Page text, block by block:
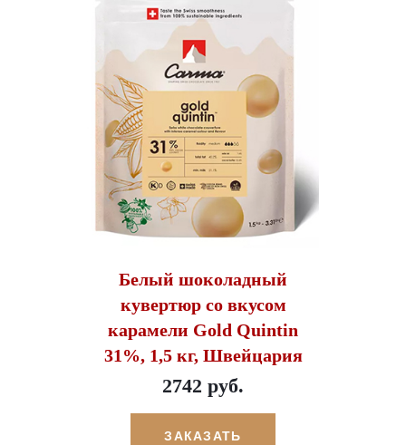
Белый шоколадный
кувертюр со вкусом
карамели Gold Quintin
31%, 1,5 кг, Швейцария
2742 руб.
ЗАКАЗАТЬ